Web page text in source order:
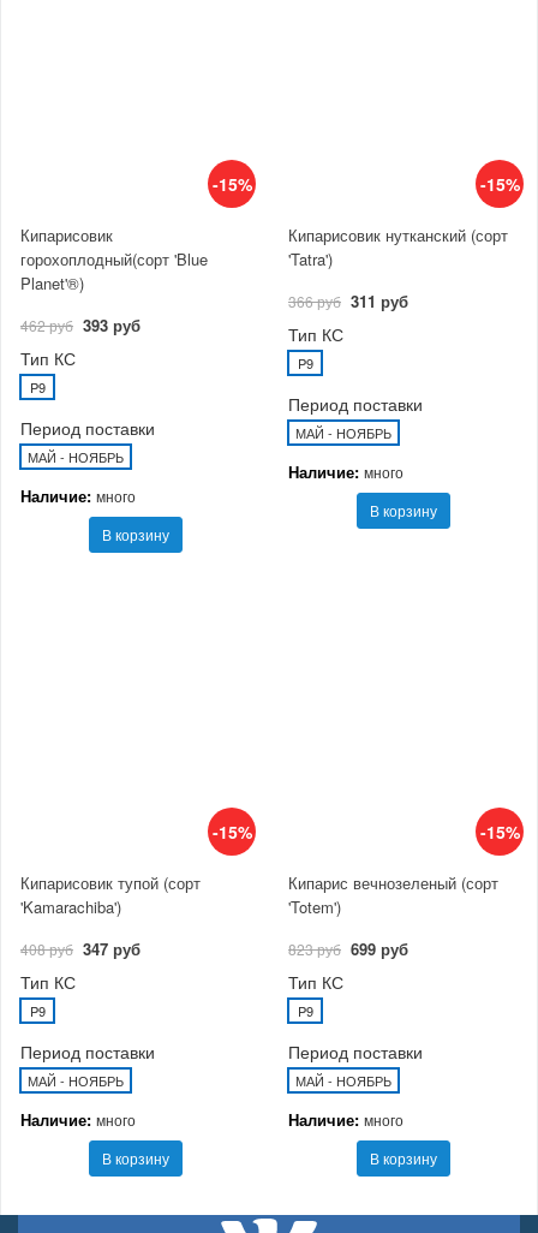
-15%
Кипарисовик
горохоплодный(сорт 'Blue
Planet'®)
462 руб 393 руб
Тип КС
P9
Период поставки
МАЙ - НОЯБРЬ
Наличие: много
В корзину
-15%
Кипарисовик нутканский (сорт
'Tatra')
366 руб 311 руб
Тип КС
P9
Период поставки
МАЙ - НОЯБРЬ
Наличие: много
В корзину
-15%
Кипарисовик тупой (сорт
'Kamarachiba')
408 руб 347 руб
Тип КС
P9
Период поставки
МАЙ - НОЯБРЬ
Наличие: много
В корзину
-15%
Кипарис вечнозеленый (сорт
'Totem')
823 руб 699 руб
Тип КС
P9
Период поставки
МАЙ - НОЯБРЬ
Наличие: много
В корзину